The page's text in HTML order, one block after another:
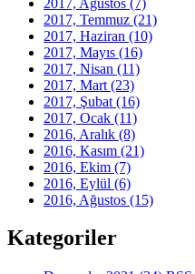
2017, Temmuz (21)
2017, Haziran (10)
2017, Mayıs (16)
2017, Nisan (11)
2017, Mart (23)
2017, Şubat (16)
2017, Ocak (11)
2016, Aralık (8)
2016, Kasım (21)
2016, Ekim (7)
2016, Eylül (6)
2016, Ağustos (15)
Kategoriler